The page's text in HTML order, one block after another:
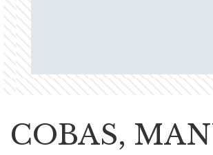
COBAS,